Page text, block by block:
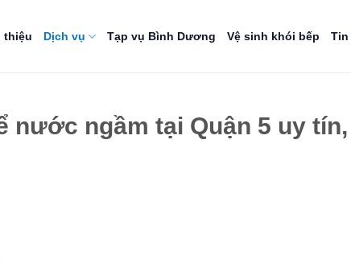
thiệu Dịch vụ Tạp vụ Bình Dương Vệ sinh khói bếp
nước ngầm tại Quận 5 uy